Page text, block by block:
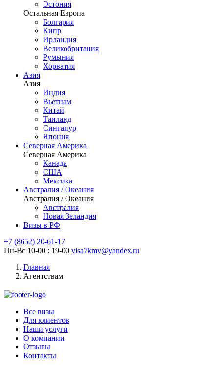
Эстония
Остальная Европа
Болгария
Кипр
Ирландия
Великобритания
Румыния
Хорватия
Азия
Азия
Индия
Вьетнам
Китай
Таиланд
Сингапур
Япония
Северная Америка
Северная Америка
Канада
США
Мексика
Австралия / Океания
Австралия / Океания
Австралия
Новая Зеландия
Визы в РФ
+7 (8652) 20-61-17
Пн-Вс 10-00 : 19-00 visa7kmv@yandex.ru
Главная
Агентствам
Все визы
Для клиентов
Наши услуги
О компании
Отзывы
Контакты